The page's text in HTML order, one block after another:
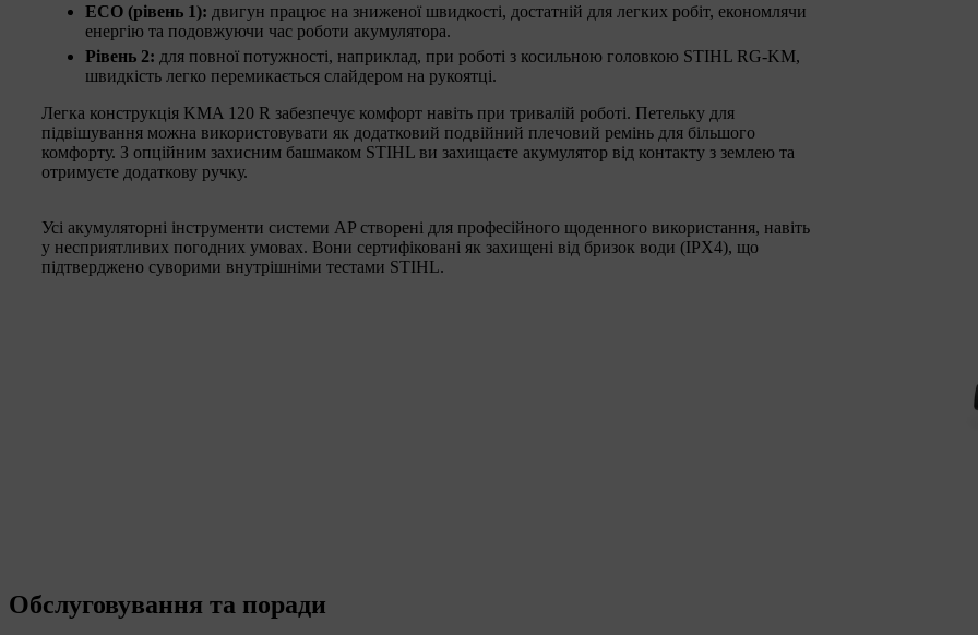
ECO (рівень 1): двигун працює на зниженої швидкості, достатній для легких робіт, економлячи
енергію та подовжуючи час роботи акумулятора.
Рівень 2: для повної потужності, наприклад, при роботі з косильною головкою STIHL RG-KM,
швидкість легко перемикається слайдером на рукоятці.
Легка конструкція KMA 120 R забезпечує комфорт навіть при тривалій роботі. Петельку для
підвішування можна використовувати як додатковий подвійний плечовий ремінь для більшого
комфорту. З опційним захисним башмаком STIHL ви захищаєте акумулятор від контакту з землею та
отримуєте додаткову ручку.
Усі акумуляторні інструменти системи AP створені для професійного щоденного використання, навіть
у несприятливих погодних умовах. Вони сертифіковані як захищені від бризок води (IPX4), що
підтверджено суворими внутрішніми тестами STIHL.
Обслуговування та поради